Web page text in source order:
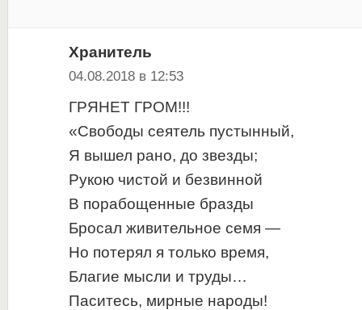
Хранитель
04.08.2018 в 12:53
ГРЯНЕТ ГРОМ!!!
«Свободы сеятель пустынный,
Я вышел рано, до звезды;
Рукою чистой и безвинной
В порабощенные бразды
Бросал живительное семя —
Но потерял я только время,
Благие мысли и труды…
Паситесь, мирные народы!